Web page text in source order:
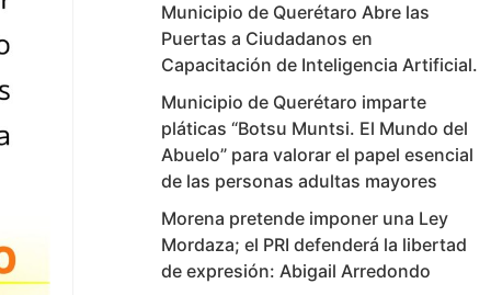
Municipio de Querétaro Abre las
Puertas a Ciudadanos en
Capacitación de Inteligencia Artificial.
Municipio de Querétaro imparte
pláticas “Botsu Muntsi. El Mundo del
Abuelo” para valorar el papel esencial
de las personas adultas mayores
Morena pretende imponer una Ley
Mordaza; el PRI defenderá la libertad
de expresión: Abigail Arredondo